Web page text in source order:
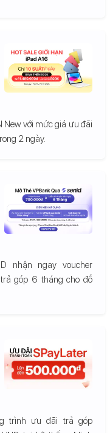
New với mức giá ưu đãi
2 ngày.
nhận ngay voucher
góp 6 tháng cho đồ
trình ưu đãi trả góp